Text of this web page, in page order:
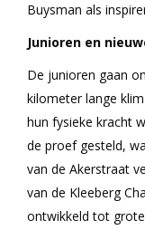
Buysman als
Junioren en
De junioren gaan
kilometer lange
hun fysieke kracht
de proef gesteld,
van de Akerstraat
van de Kleeberg
ontwikkeld tot